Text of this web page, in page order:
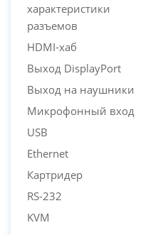
характеристики
разъемов
HDMI-хаб
Выход DisplayPort
Выход на наушники
Микрофонный вход
USB
Ethernet
Картридер
RS-232
KVM